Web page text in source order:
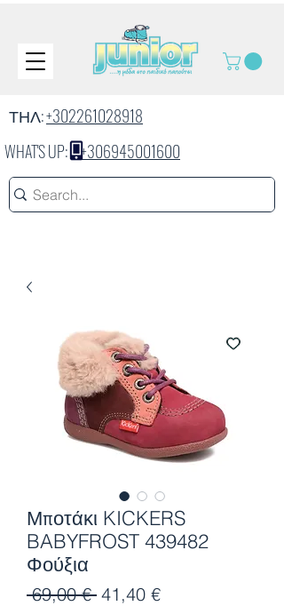
ΤΗΛ:+302261028918
WHAT'S UP:+306945001600
Μποτάκι KICKERS
BABYFROST 439482
Φούξια
69,00 € Κανονική
41,40 €Τιμή